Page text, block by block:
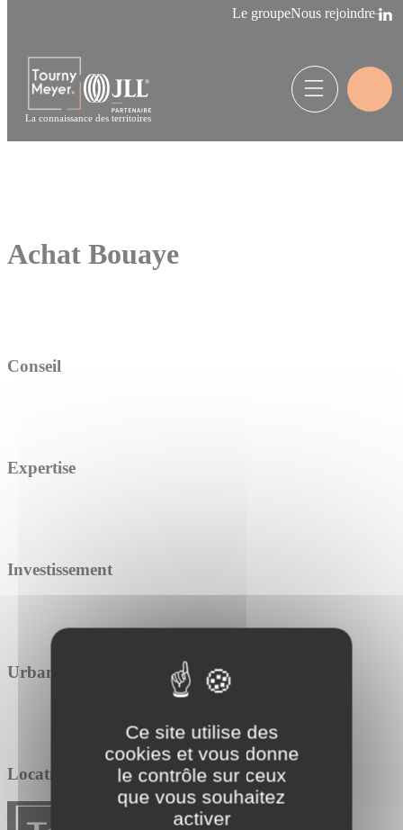
Ce site utilise des
cookies et vous donne
le contrôle sur ceux
que vous souhaitez
activer
Le groupeNous rejoindre
La connaissance des territoires
Achat Bouaye
Conseil
Expertise
Investissement
Urbanisme
Location / Vente